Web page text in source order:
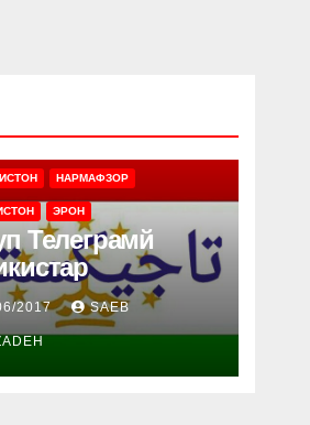
НАРМАФЗОР
ЭРОН
Телеграмй
2017 SAEB